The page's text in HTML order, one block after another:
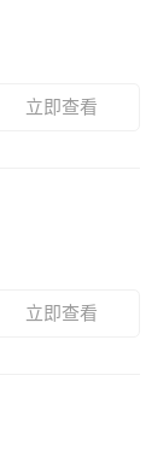
立即查看
立即查看